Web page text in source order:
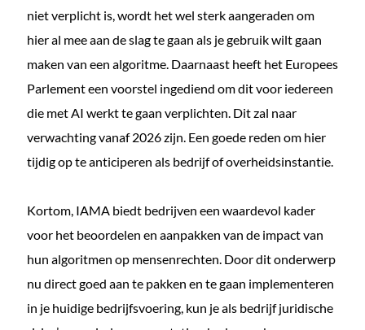
niet verplicht is, wordt het wel sterk aangeraden om
hier al mee aan de slag te gaan als je gebruik wilt gaan
maken van een algoritme. Daarnaast heeft het Europees
Parlement een voorstel ingediend om dit voor iedereen
die met AI werkt te gaan verplichten. Dit zal naar
verwachting vanaf 2026 zijn. Een goede reden om hier
tijdig op te anticiperen als bedrijf of overheidsinstantie.
Kortom, IAMA biedt bedrijven een waardevol kader
voor het beoordelen en aanpakken van de impact van
hun algoritmen op mensenrechten. Door dit onderwerp
nu direct goed aan te pakken en te gaan implementeren
in je huidige bedrijfsvoering, kun je als bedrijf juridische